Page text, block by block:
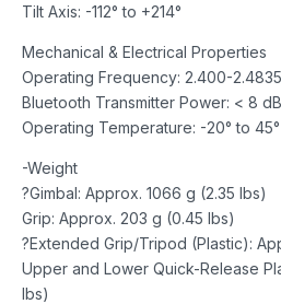
Tilt Axis: -112° to +214°
Mechanical & Electrical Properties
Operating Frequency: 2.400-
Bluetooth Transmitter Power: < 8
Operating Temperature: -20° to 45°
-Weight
?Gimbal: Approx. 1066 g (2.35 lbs)
Grip: Approx. 203 g (0.45 lbs)
?Extended Grip/Tripod (Plastic):
Upper and Lower Quick-Release
lbs)